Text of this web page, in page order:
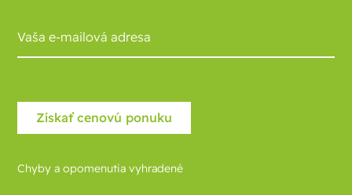
Chyby a opomenutia vyhradené